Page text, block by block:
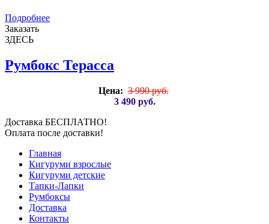
Подробнее
Заказать
ЗДЕСЬ
Румбокс Терасса
Цена: 3 990 руб.
3 490 руб.
Доставка БЕСПЛАТНО!
Оплата после доставки!
Главная
Кигуруми взрослые
Кигуруми детские
Тапки-Лапки
Румбоксы
Доставка
Контакты